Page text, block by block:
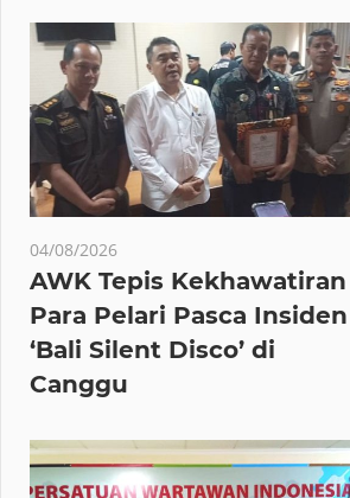
04/08/2026
AWK Tepis Kekhawatiran
Para Pelari Pasca Insiden
‘Bali Silent Disco’ di
Canggu